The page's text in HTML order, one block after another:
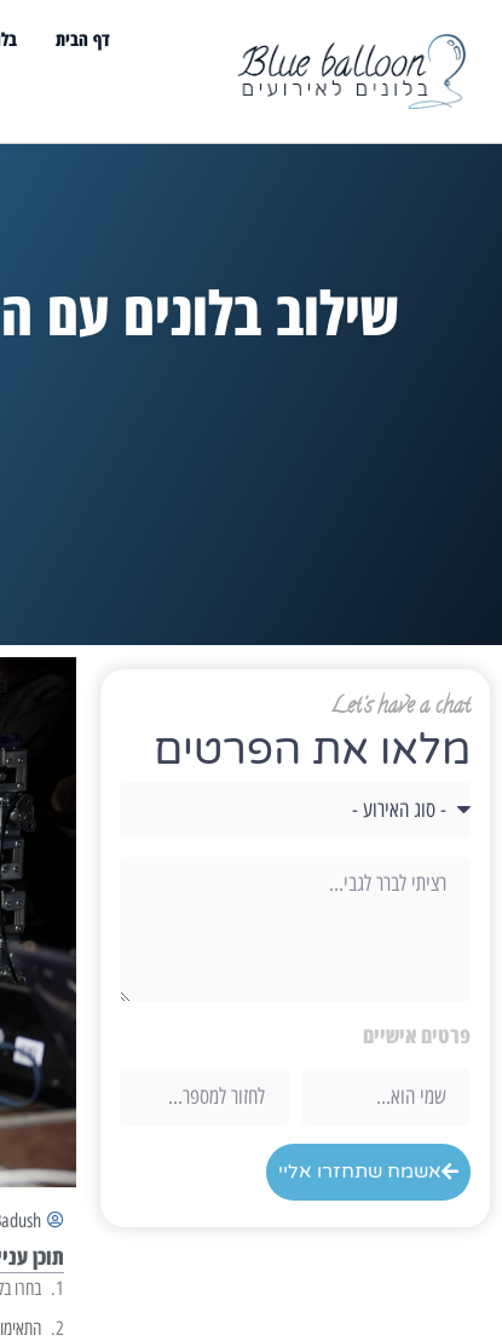
דף הבית
שילוב בלונים עם
Let's have a chat
מלאו את הפרטים
פרטים אישיים
אשמח שתחזרו אליי
תוכן
בחרו